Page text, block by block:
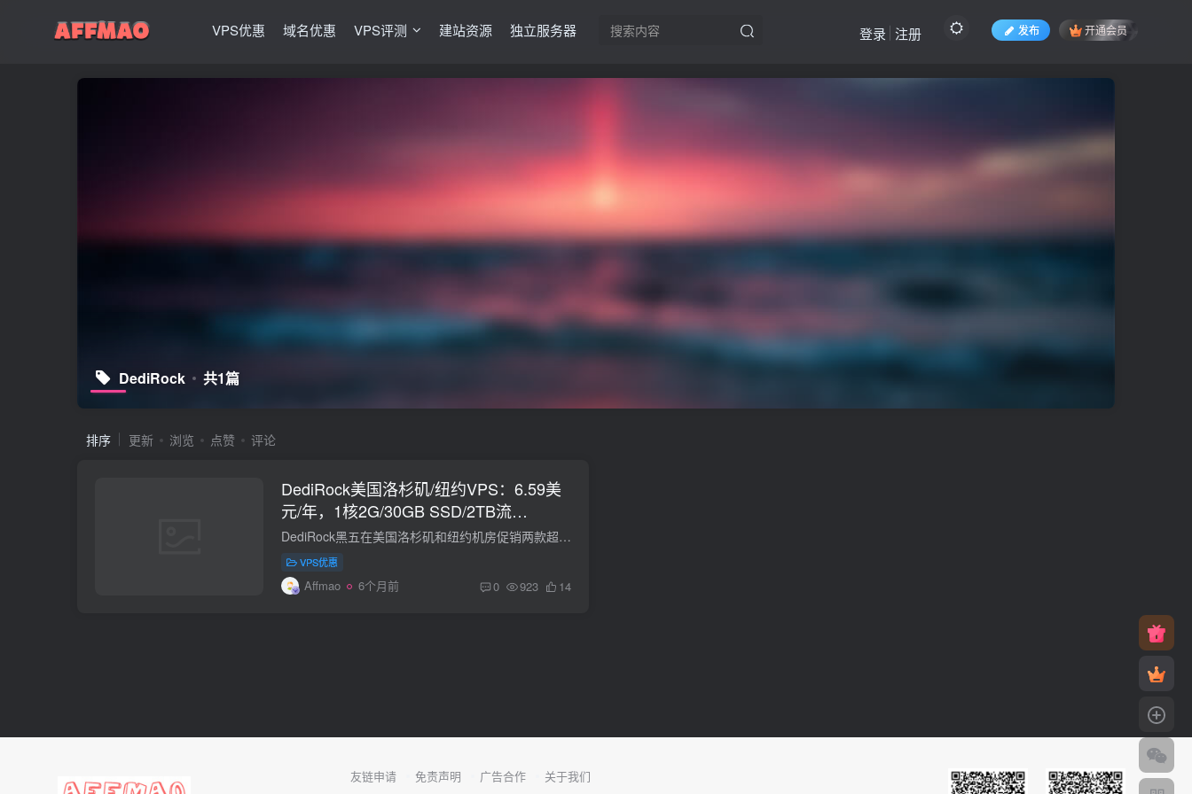
VPS优惠 域名优惠 VPS评测 建站资源 独立服务器 发布 开通会员
登录 注册
DediRock 共1篇
排序 更新 浏览 点赞 评论
DediRock美国洛杉矶/纽约VPS：6.59美
元/年，1核2G/30GB SSD/2TB流
量/1Gbps
DediRock黑五在美国洛杉矶和纽约机房促销两款超低价VPS，仅需6.75美元/年，还是KVM虚拟化的，配置也是正常小鸡的配置，就是商家有点新，反正支持Paypal，有需要美国机房便宜VPS的可以入手一试。...
VPS优惠
Affmao 6个月前 0 923 14
友链申请 免责声明 广告合作 关于我们